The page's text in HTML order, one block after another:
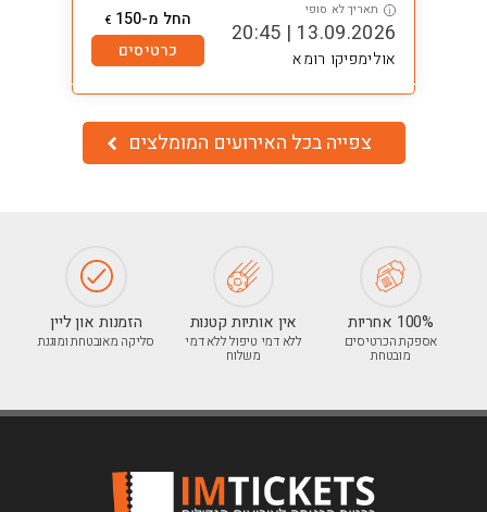
i תאריך לא סופי
13.09.2026 | 20:45
אולימפיקו רומא
החל מ-150 €
כרטיסים
צפייה בכל האירועים המומלצים
100% אחריות
אספקת הכרטיסים
מובטחת
אין אותיות קטנות
ללא דמי טיפול ללא דמי
משלוח
הזמנות און ליין
סליקה מאובטחת ומוגנת